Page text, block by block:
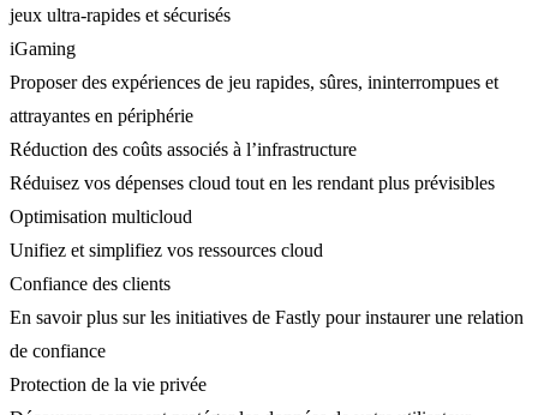
jeux ultra-rapides et sécurisés
iGaming
Proposer des expériences de jeu rapides, sûres, ininterrompues et
attrayantes en périphérie
Réduction des coûts associés à l’infrastructure
Réduisez vos dépenses cloud tout en les rendant plus prévisibles
Optimisation multicloud
Unifiez et simplifiez vos ressources cloud
Confiance des clients
En savoir plus sur les initiatives de Fastly pour instaurer une relation
de confiance
Protection de la vie privée